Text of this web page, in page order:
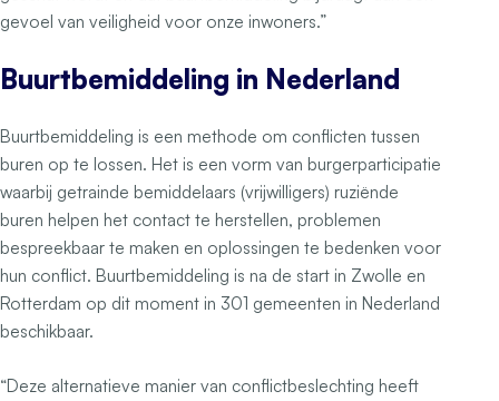
gevoel van veiligheid voor onze inwoners.”
Buurtbemiddeling in Nederland
Buurtbemiddeling is een methode om conflicten tussen
buren op te lossen. Het is een vorm van burgerparticipatie
waarbij getrainde bemiddelaars (vrijwilligers) ruziënde
buren helpen het contact te herstellen, problemen
bespreekbaar te maken en oplossingen te bedenken voor
hun conflict. Buurtbemiddeling is na de start in Zwolle en
Rotterdam op dit moment in 301 gemeenten in Nederland
beschikbaar.
“Deze alternatieve manier van conflictbeslechting heeft